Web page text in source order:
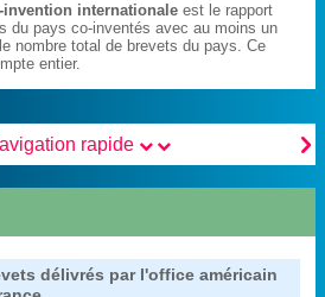
invention internationale est le rapport
du pays co-inventés avec au moins un
nombre total de brevets du pays. Ce
entier.

rapide
délivrés par l'office américain
Extrait de la fiche "
de la France
les brevets de l'office américains des brevets